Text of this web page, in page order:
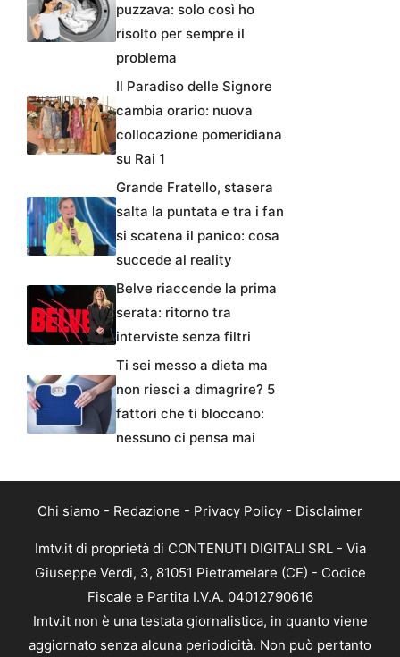
puzzava: solo così ho
risolto per sempre il
problema
Il Paradiso delle Signore
cambia orario: nuova
collocazione pomeridiana
su Rai 1
Grande Fratello, stasera
salta la puntata e tra i fan
si scatena il panico: cosa
succede al reality
Belve riaccende la prima
serata: ritorno tra
interviste senza filtri
Ti sei messo a dieta ma
non riesci a dimagrire? 5
fattori che ti bloccano:
nessuno ci pensa mai
Chi siamo - Redazione - Privacy Policy - Disclaimer
Imtv.it di proprietà di CONTENUTI DIGITALI SRL - Via
Giuseppe Verdi, 3, 81051 Pietramelare (CE) - Codice
Fiscale e Partita I.V.A. 04012790616
Imtv.it non è una testata giornalistica, in quanto viene
aggiornato senza alcuna periodicità. Non può pertanto